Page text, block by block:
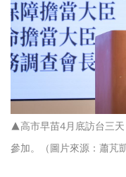
▲高市早苗4月底訪台三
參加。（圖片來源：蕭芃